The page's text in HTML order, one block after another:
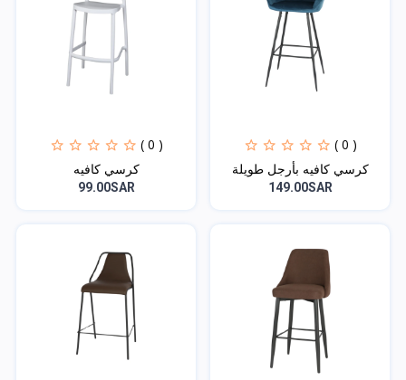
( 0 )
كرسي كافيه
99.00SAR
( 0 )
كرسي كافيه بأرجل طويلة
149.00SAR